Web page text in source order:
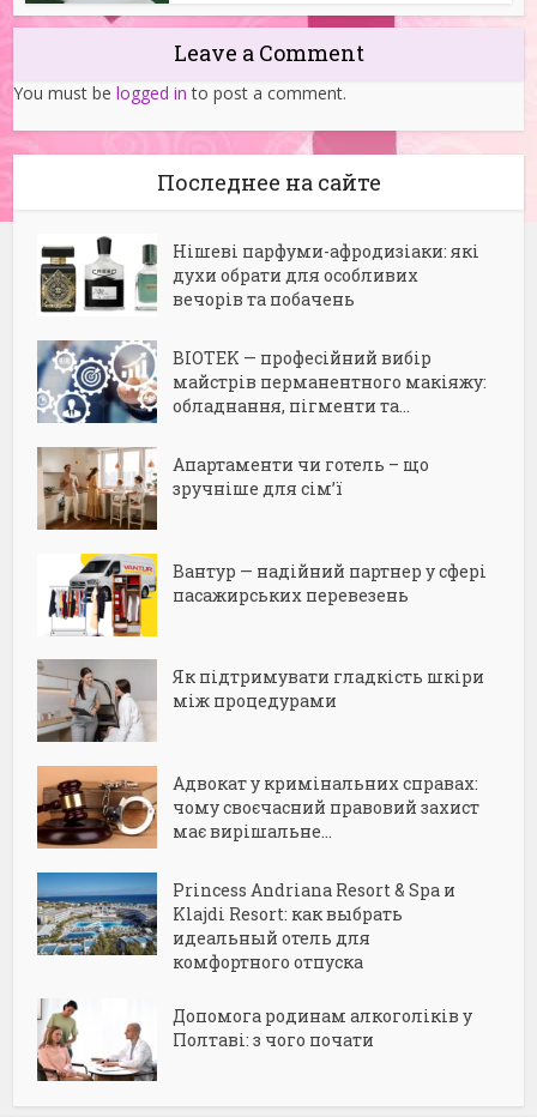
Leave a Comment
You must belogged in to post a comment.
Последнее на сайте
Нішеві парфуми-афродизіаки: які
духи обрати для особливих
вечорів та побачень
BIOTEK — професійний вибір
майстрів перманентного макіяжу:
обладнання, пігменти та...
Апартаменти чи готель – що
зручніше для сім’ї
Вантур — надійний партнер у сфері
пасажирських перевезень
Як підтримувати гладкість шкіри
між процедурами
Адвокат у кримінальних справах:
чому своєчасний правовий захист
має вирішальне...
Princess Andriana Resort & Spa и
Klajdi Resort: как выбрать
идеальный отель для
комфортного отпуска
Допомога родинам алкоголіків у
Полтаві: з чого почати